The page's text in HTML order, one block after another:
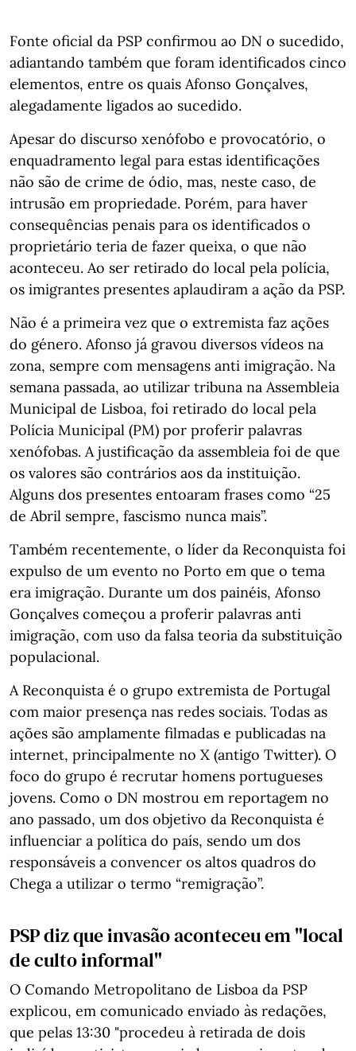
Fonte oficial da PSP confirmou ao DN o sucedido,
adiantando também que foram identificados cinco
elementos, entre os quais Afonso Gonçalves,
alegadamente ligados ao sucedido.
Apesar do discurso xenófobo e provocatório, o
enquadramento legal para estas identificações
não são de crime de ódio, mas, neste caso, de
intrusão em propriedade. Porém, para haver
consequências penais para os identificados o
proprietário teria de fazer queixa, o que não
aconteceu. Ao ser retirado do local pela polícia,
os imigrantes presentes aplaudiram a ação da PSP.
Não é a primeira vez que o extremista faz ações
do género. Afonso já gravou diversos vídeos na
zona, sempre com mensagens anti imigração. Na
semana passada, ao utilizar tribuna na Assembleia
Municipal de Lisboa, foi retirado do local pela
Polícia Municipal (PM) por proferir palavras
xenófobas. A justificação da assembleia foi de que
os valores são contrários aos da instituição.
Alguns dos presentes entoaram frases como “25
de Abril sempre, fascismo nunca mais”.
Também recentemente, o líder da Reconquista foi
expulso de um evento no Porto em que o tema
era imigração. Durante um dos painéis, Afonso
Gonçalves começou a proferir palavras anti
imigração, com uso da falsa teoria da substituição
populacional.
A Reconquista é o grupo extremista de Portugal
com maior presença nas redes sociais. Todas as
ações são amplamente filmadas e publicadas na
internet, principalmente no X (antigo Twitter). O
foco do grupo é recrutar homens portugueses
jovens. Como o DN mostrou em reportagem no
ano passado, um dos objetivo da Reconquista é
influenciar a política do país, sendo um dos
responsáveis a convencer os altos quadros do
Chega a utilizar o termo “remigração”.
PSP diz que invasão aconteceu em "local
de culto informal"
O Comando Metropolitano de Lisboa da PSP
explicou, em comunicado enviado às redações,
que pelas 13:30 "procedeu à retirada de dois